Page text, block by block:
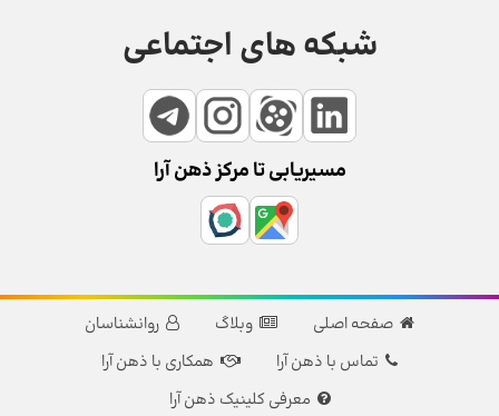
شبکه های اجتماعی
مسیریابی تا مرکز ذهن آرا
صفحه اصلی وبلاگ
روانشناسان
تماس با ذهن آرا
همکاری با ذهن آرا
معرفی کلینیک ذهن آرا